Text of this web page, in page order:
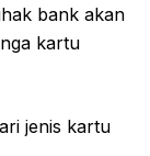
bank akan
kartu
jenis kartu